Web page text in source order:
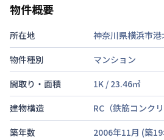
物件概要
所在地
神奈川県横浜市
物件種別
マンション
間取り・面積
1K / 23.46㎡
建物構造
RC（鉄筋コンクリ
築年数
2006年11月 (築19